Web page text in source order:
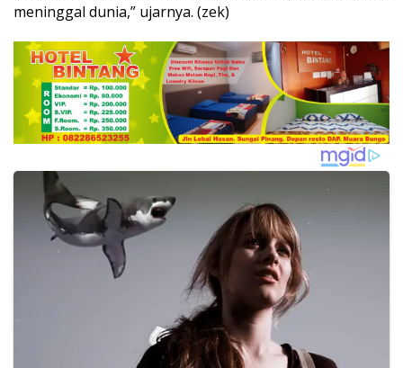
meninggal dunia,” ujarnya. (zek)